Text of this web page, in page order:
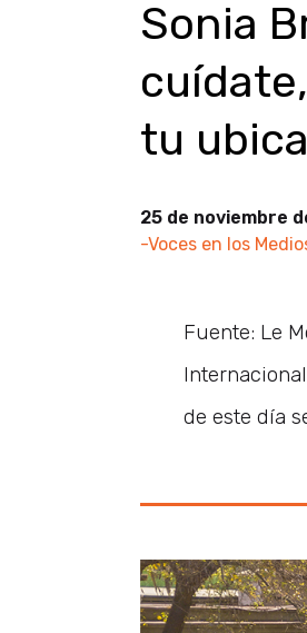
Sonia
tu
25 de noviembre
-Voces en los
Fuente: Le
de este día